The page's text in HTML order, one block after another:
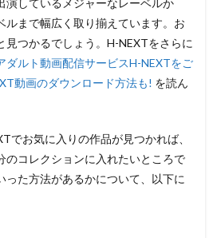
演しているメジャーなレーベルか
ルまで幅広く取り揃えています。お
見つかるでしょう。H-NEXTをさらに
ダルト動画配信サービスH-NEXTをご
動画のダウンロード方法も! を読ん
でお気に入りの作品が見つかれば、
のコレクションに入れたいところで
った方法があるかについて、以下に